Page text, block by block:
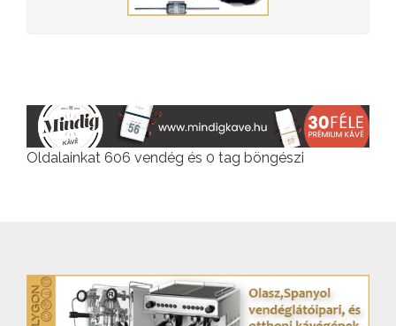
Oldalainkat 606 vendég és 0 tag böngészi